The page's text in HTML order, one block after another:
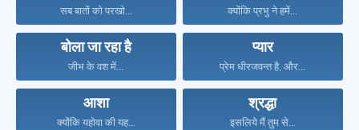
सब बातों को परखो... क्योंकि प्रभु ने हमें...
बोला जा रहा है
जीभ के वश में...
प्यार
प्रेम धीरजवन्त है, और...
आशा
क्योंकि यहोवा की यह...
श्रद्धा
इसलिये मैं तुम से...